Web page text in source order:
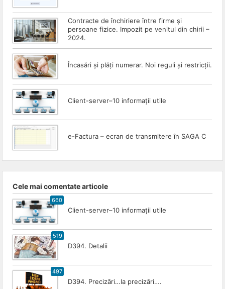
acest
tip.
Contracte de închiriere între firme și
persoane fizice. Impozit pe venitul din chirii –
2024.
Încasări și plăți numerar. Noi reguli și restricții.
Client-server–10 informații utile
e-Factura – ecran de transmitere în SAGA C
Cele mai comentate articole
660
Client-server–10 informații utile
519
D394. Detalii
497
D394. Precizări…la precizări….